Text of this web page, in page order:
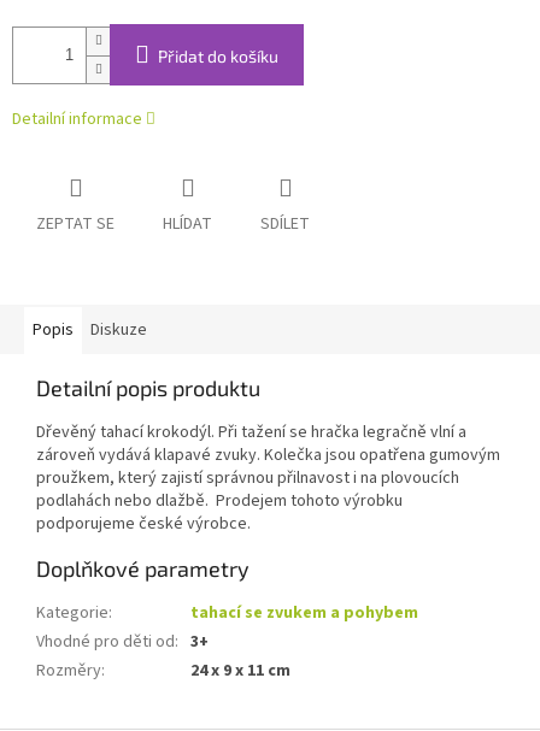
Přidat do košíku
Detailní informace
ZEPTAT SE HLÍDAT SDÍLET
Popis Diskuze
Detailní popis produktu
Dřevěný tahací krokodýl. Při tažení se hračka legračně vlní a
zároveň vydává klapavé zvuky. Kolečka jsou opatřena gumovým
proužkem, který zajistí správnou přilnavost i na plovoucích
podlahách nebo dlažbě. Prodejem tohoto výrobku
podporujeme české výrobce.
Doplňkové parametry
Kategorie:
tahací se zvukem a pohybem
Vhodné pro děti od: 3+
Rozměry: 24 x 9 x 11 cm